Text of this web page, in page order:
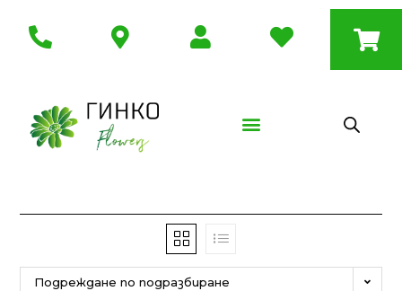
Подреждане по подразбиране